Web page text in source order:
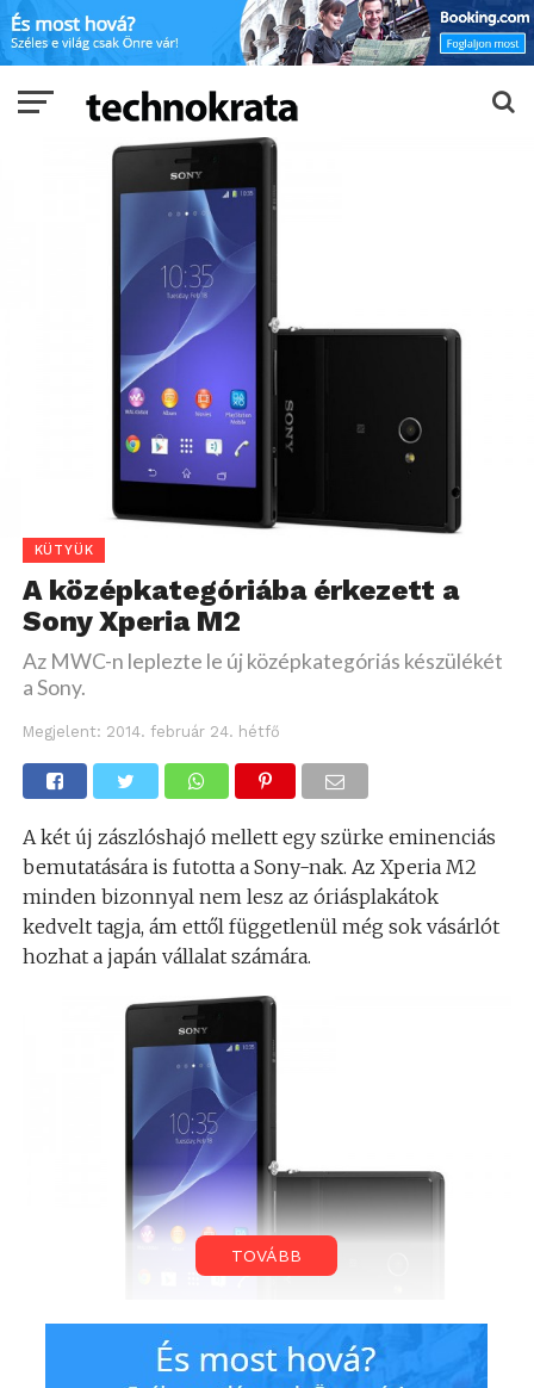
KÜTYÜK
A középkategóriába érkezett a
Sony Xperia M2
Az MWC-n leplezte le új középkategóriás készülékét
a Sony.
Megjelent: 2014. február 24. hétfő
A két új zászlóshajó mellett egy szürke eminenciás
bemutatására is futotta a Sony-nak. Az Xperia M2
minden bizonnyal nem lesz az óriásplakátok
kedvelt tagja, ám ettől függetlenül még sok vásárlót
hozhat a japán vállalat számára.
TOVÁBB